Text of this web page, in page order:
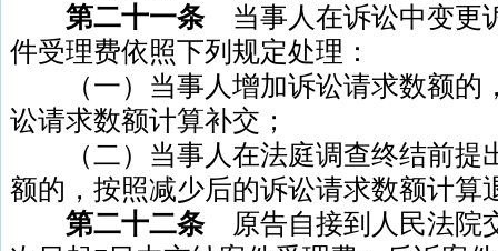
第二十一条 当事人在诉讼中变更
件受理费依照下列规定处理：
（一）当事人增加诉讼请求数额的
讼请求数额计算补交；
（二）当事人在法庭调查终结前提
额的，按照减少后的诉讼请求数额计算
第二十二条原告自接到人民法院